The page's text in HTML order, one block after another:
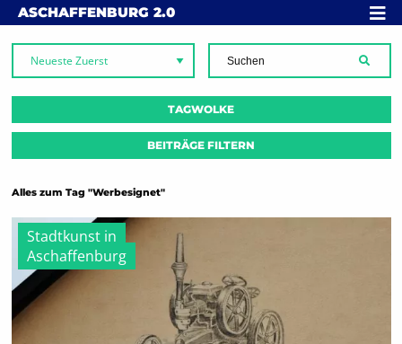
Skip to content
ASCHAFFENBURG 2.0 MENÜ
TAGWOLKE
BEITRÄGE FILTERN
Alles zum Tag "Werbesignet"
Stadtkunst in
Aschaffenburg